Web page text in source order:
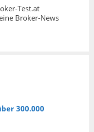
Test.at
Broker-News
300.000